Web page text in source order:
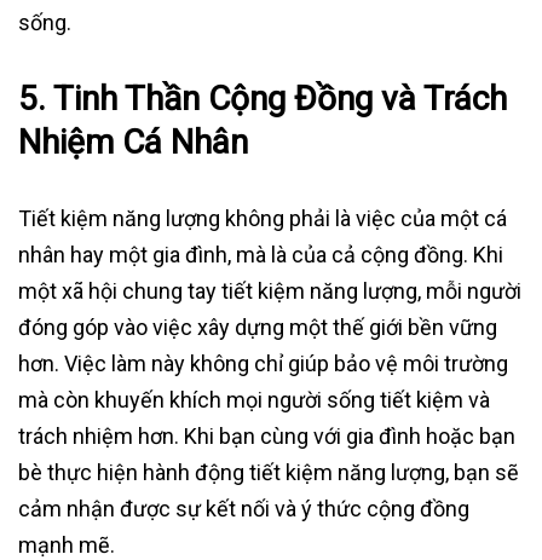
sống.
5. Tinh Thần Cộng Đồng và Trách
Nhiệm Cá Nhân
Tiết kiệm năng lượng không phải là việc của một cá
nhân hay một gia đình, mà là của cả cộng đồng. Khi
một xã hội chung tay tiết kiệm năng lượng, mỗi người
đóng góp vào việc xây dựng một thế giới bền vững
hơn. Việc làm này không chỉ giúp bảo vệ môi trường
mà còn khuyến khích mọi người sống tiết kiệm và
trách nhiệm hơn. Khi bạn cùng với gia đình hoặc bạn
bè thực hiện hành động tiết kiệm năng lượng, bạn sẽ
cảm nhận được sự kết nối và ý thức cộng đồng
mạnh mẽ.